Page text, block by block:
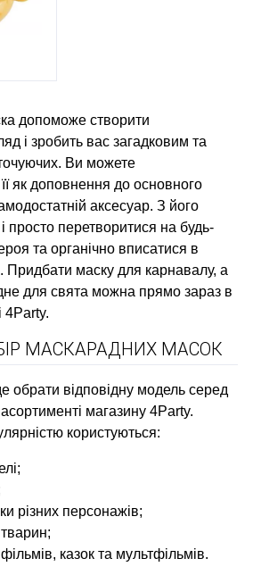
допоможе створити
і зробить вас загадковим та
Ви можете
як доповнення до основного
аксесуар. З його
просто перетворитися на будь-
та органічно вписатися в
Придбати маску для карнавалу, а
для свята можна прямо зараз в
4Party.
МАСКАРАДНИХ МАСОК
обрати відповідну модель серед
магазину 4Party.
користуються:
різних персонажів;
казок та мультфільмів.